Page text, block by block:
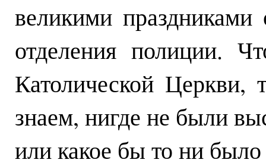
великими
отделения полиции.
Католической
знаем, нигде не были
или какое бы то ни